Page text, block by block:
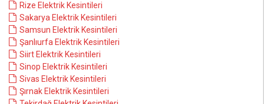
Rize Elektrik Kesintileri
Sakarya Elektrik Kesintileri
Samsun Elektrik Kesintileri
Şanlıurfa Elektrik Kesintileri
Siirt Elektrik Kesintileri
Sinop Elektrik Kesintileri
Sivas Elektrik Kesintileri
Şırnak Elektrik Kesintileri